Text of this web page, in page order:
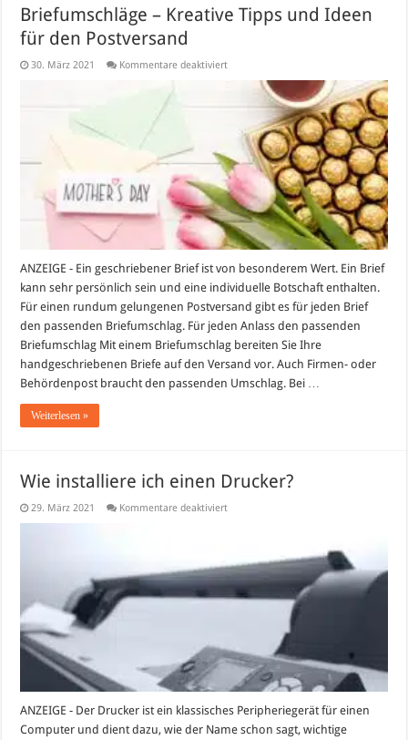
Briefumschläge – Kreative Tipps und Ideen
für den Postversand
30. März 2021 Kommentare deaktiviertfür
Ideen
den
Postversand
ANZEIGE - Ein geschriebener Brief ist von besonderem Wert. Ein Brief
kann sehr persönlich sein und eine individuelle Botschaft enthalten.
Für einen rundum gelungenen Postversand gibt es für jeden Brief
den passenden Briefumschlag. Für jeden Anlass den passenden
Briefumschlag Mit einem Briefumschlag bereiten Sie Ihre
handgeschriebenen Briefe auf den Versand vor. Auch Firmen- oder
Behördenpost braucht den passenden Umschlag. Bei …
Weiterlesen »
Wie installiere ich einen Drucker?
29. März 2021 Kommentare deaktiviertfür
Drucker?
ANZEIGE - Der Drucker ist ein klassisches Peripheriegerät für einen
Computer und dient dazu, wie der Name schon sagt, wichtige